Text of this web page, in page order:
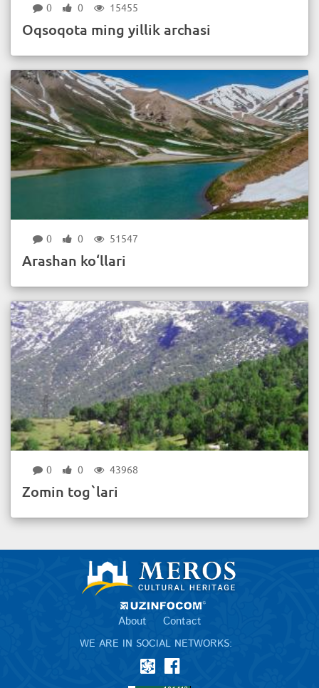
0 0 15455
Oqsoqota ming yillik archasi
0 0 51547
Arashan ko‘llari
0 0 43968
Zomin tog`lari
About Contact
WE ARE IN SOCIAL NETWORKS: